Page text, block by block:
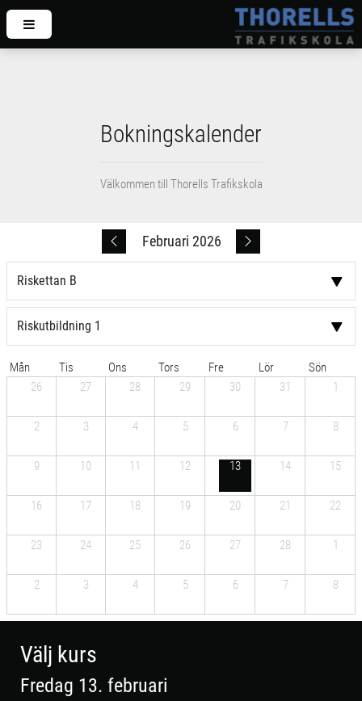
Bokningskalender
Välkommen till Thorells Trafikskola
Februari 2026
Mån Tis Ons Tors Fre Lör
Sön
26
27 28 29 30 31 1
2 3 4 5 6 7 8
9 10 11 12 13 14 15
16 17 18 19 20 21 22
23 24 25 26 27 28 1
2 3 4 5 6 7 8
Välj kurs
Fredag 13. februari